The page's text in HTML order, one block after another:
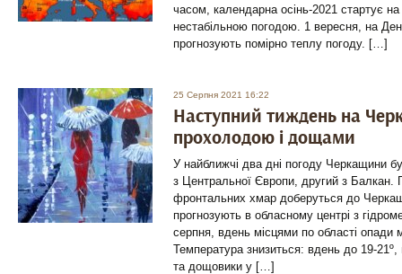
часом, календарна осінь-2021 стартує
нестабільною погодою. 1 вересня, на
прогнозують помірно теплу погоду. […]
25 Серпня 2021 16:22
Наступний тиждень на
прохолодою і дощами
У найближчі два дні погоду Черкащини
з Центральної Європи, другий з Балкан.
фронтальних хмар доберуться до
прогнозують в обласному центрі з
серпня, вдень місцями по області опади
Температура знизиться: вдень до 19-21º,
та дощовики у […]